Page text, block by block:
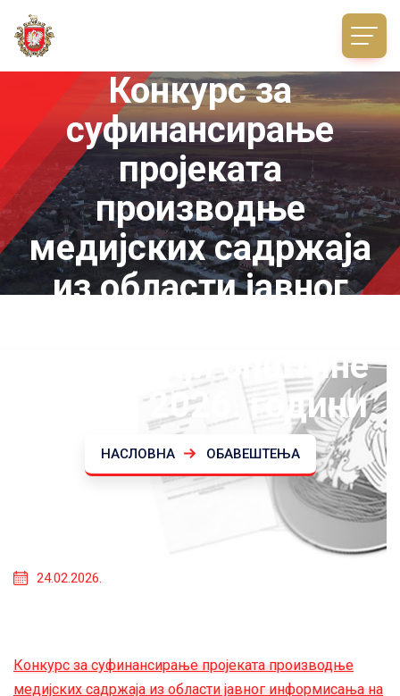
Конкурс за
суфинансирање
проjеката
производње
медијских садржаја
из области jавног
територији општине
Ириг у 2026. години
НАСЛОВНА ОБАВЕШТЕЊА
24.02.2026.
Конкурс за суфинансирање проjеката производње
медијских садржаја из области jавног информисања на